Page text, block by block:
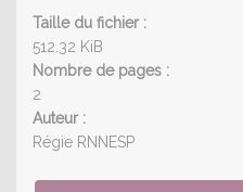
Taille du fichier :
512.32 KiB
Nombre de pages :
2
Auteur :
Régie RNNESP